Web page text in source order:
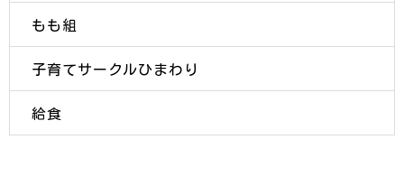
もも組
子育てサークルひまわり
給食